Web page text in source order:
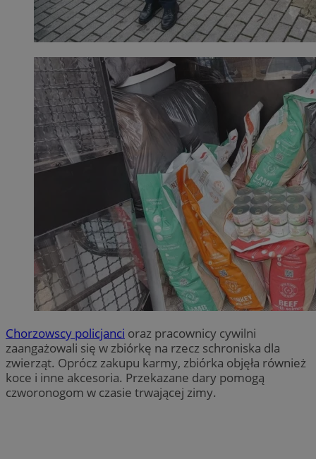
Chorzowscy policjanci oraz pracownicy cywilni
zaangażowali się w zbiórkę na rzecz schroniska dla
zwierząt. Oprócz zakupu karmy, zbiórka objęła również
koce i inne akcesoria. Przekazane dary pomogą
czworonogom w czasie trwającej zimy.